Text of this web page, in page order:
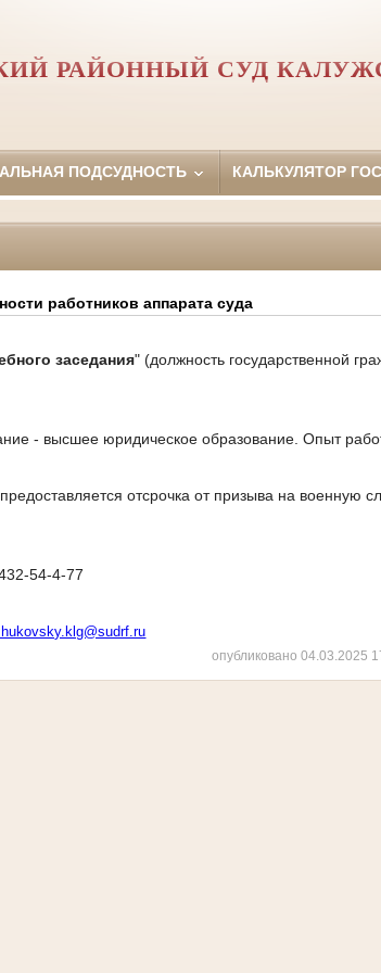
РАЙОННЫЙ СУД
ПОДСУДНОСТЬ КАЛЬКУЛЯТОР
работников аппарата суда
заседания" (должность государственной
- высшее юридическое образование. Опыт
отсрочка от призыва на военную
54-4-77
опубликовано 04.03.2025